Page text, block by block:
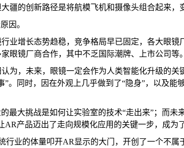
疆的创新路径是将航模飞机和摄像头组合起来，
因。
业增长态势趋稳，竞争格局早已固定，各大眼
眼镜厂商合作，其中不乏国际潮牌、上市公司等。
认为，未来，眼镜一定会作为人类智能化升级的
。同时，因在外观上几乎做到了“隐身”，以及
最大挑战是如何让实验室的技术“走出来”；而
产品迈出了走向规模化应用的关键一步，成为了
行业的体量叩开AR显示的大门，开创了一个不